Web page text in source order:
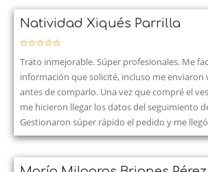
Natividad Xiqués Parrilla
Trato inmejorable. Súper profesionales. Me
información que solicité, incluso me enviaron
antes de comparlo. Una vez que compré el
me hicieron llegar los datos del seguimiento
Gestionaron súper rápido el pedido y me